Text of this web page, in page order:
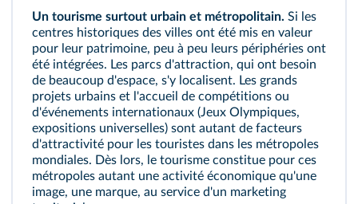
Un tourisme surtout urbain et métropolitain. Si les
centres historiques des villes ont été mis en valeur
pour leur patrimoine, peu à peu leurs périphéries ont
été intégrées. Les parcs d'attraction, qui ont besoin
de beaucoup d'espace, s'y localisent. Les grands
projets urbains et l'accueil de compétitions ou
d'événements internationaux (Jeux Olympiques,
expositions universelles) sont autant de facteurs
d'attractivité pour les touristes dans les métropoles
mondiales. Dès lors, le tourisme constitue pour ces
métropoles autant une activité économique qu'une
image, une marque, au service d'un marketing